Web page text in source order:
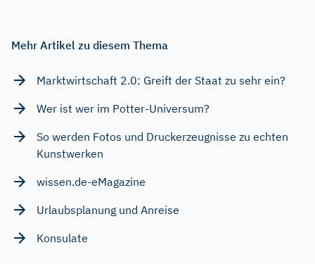
Mehr Artikel zu diesem Thema
Marktwirtschaft 2.0: Greift der Staat zu sehr ein?
Wer ist wer im Potter-Universum?
So werden Fotos und Druckerzeugnisse zu echten
Kunstwerken
wissen.de-eMagazine
Urlaubsplanung und Anreise
Konsulate